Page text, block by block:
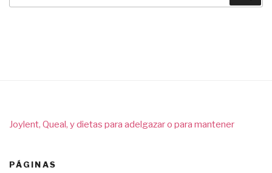
Joylent, Queal, y dietas para adelgazar o para mantener
PÁGINAS